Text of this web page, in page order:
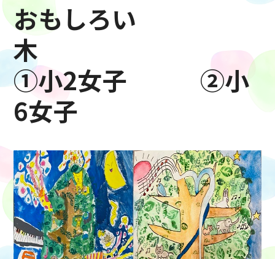
おもしろい
①小2女子 ②小
6女子